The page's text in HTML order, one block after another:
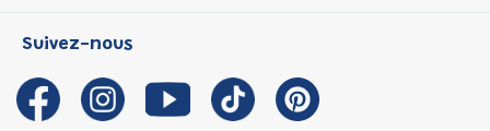
Les Influenceuses
Migali
Petite Taupe
Notre histoire
Auzou s'engage
Auteurs et illustrateurs Auzou
Suivez-nous